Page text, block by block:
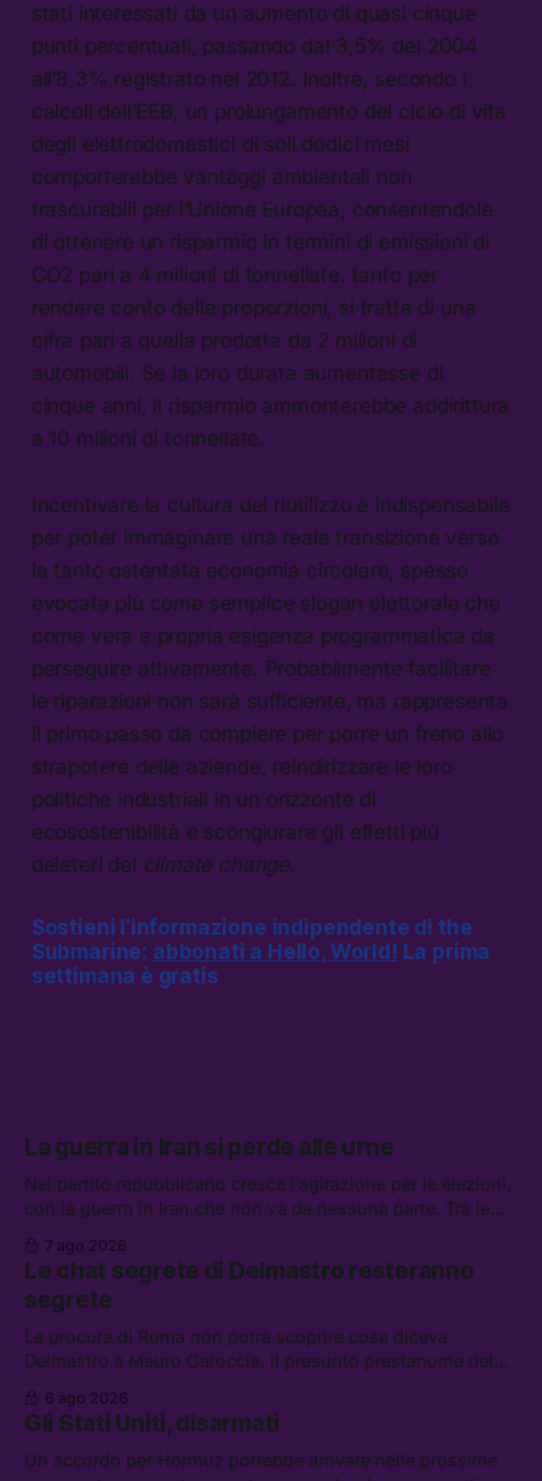
stati interessati da un aumento di quasi cinque
punti percentuali, passando dal 3,5% del 2004
all’8,3% registrato nel 2012. Inoltre, secondo i
calcoli dell’EEB, un prolungamento del ciclo di vita
degli elettrodomestici di soli dodici mesi
comporterebbe vantaggi ambientali non
trascurabili per l’Unione Europea, consentendole
di ottenere un risparmio in termini di emissioni di
CO2 pari a 4 milioni di tonnellate. tanto per
rendere conto delle proporzioni, si tratta di una
cifra pari a quella prodotta da 2 milioni di
automobili. Se la loro durata aumentasse di
cinque anni, il risparmio ammonterebbe addirittura
a 10 milioni di tonnellate.
Incentivare la cultura del riutilizzo è indispensabile
per poter immaginare una reale transizione verso
la tanto ostentata economia circolare, spesso
evocata più come semplice slogan elettorale che
come vera e propria esigenza programmatica da
perseguire attivamente. Probabilmente facilitare
le riparazioni non sarà sufficiente, ma rappresenta
il primo passo da compiere per porre un freno allo
strapotere delle aziende, reindirizzare le loro
politiche industriali in un orizzonte di
ecosostenibilità e scongiurare gli effetti più
deleteri del climate change.
Sostieni l’informazione indipendente di the
Submarine: abbonati a Hello, World! La prima
settimana è gratis
La guerra in Iran si perde alle urne
Nel partito repubblicano cresce l’agitazione per le elezioni,
con la guerra in Iran che non va da nessuna parte. Tra le
lavoro, Schlein prova a mettere in sicurezza la coalizione, e
che cos’è lo “Spiralismo,” la religione degli agenti IA
7 ago 2026
Le chat segrete di Delmastro resteranno
segrete
La procura di Roma non potrà scoprire cosa diceva
Delmastro a Mauro Caroccia, il presunto prestanome del
attacchi in Libano, il governo chiederà 36 miliardi di
flessibilità in armi e energia, e Grokipedia è già stata
abbandonata
6 ago 2026
Gli Stati Uniti, disarmati
Un accordo per Hormuz potrebbe arrivare nelle prossime